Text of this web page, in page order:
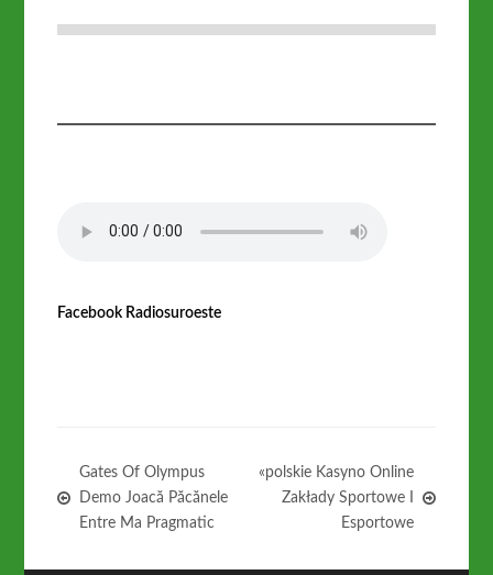
Facebook Radiosuroeste
Gates Of Olympus
Demo Joacă Păcănele
Entre Ma Pragmatic
«polskie Kasyno Online
Zakłady Sportowe I
Esportowe